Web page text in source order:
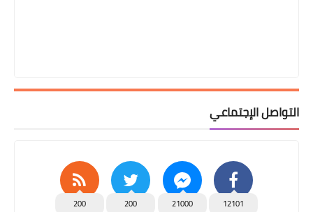
التواصل الإجتماعي
12101
21000
200
200